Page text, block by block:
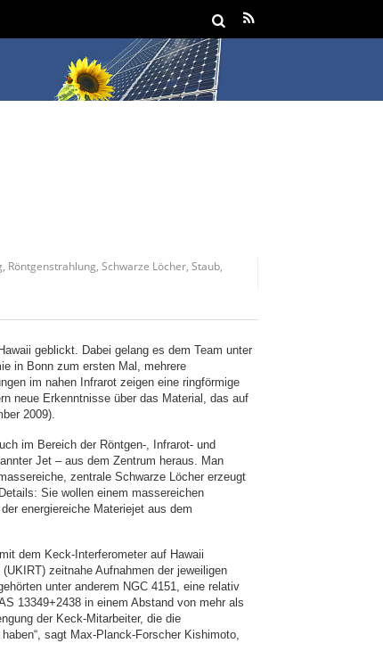
Röntgenstrahlung ,Schwarze Löcher ,Staub
geblickt. Dabei gelang es dem Team unter
in Bonn zum ersten Mal, mehrere
im nahen Infrarot zeigen eine ringförmige
neue Erkenntnisse über das Material, das auf
2009).
im Bereich der Röntgen-, Infrarot- und
Jet – aus dem Zentrum heraus. Man
zentrale Schwarze Löcher erzeugt
Sie wollen einem massereichen
energiereiche Materiejet aus dem
dem Keck-Interferometer auf Hawaii
zeitnahe Aufnahmen der jeweiligen
unter anderem NGC 4151, eine relativ
13349+2438 in einem Abstand von mehr als
der Keck-Mitarbeiter, die die
sagt Max-Planck-Forscher Kishimoto,